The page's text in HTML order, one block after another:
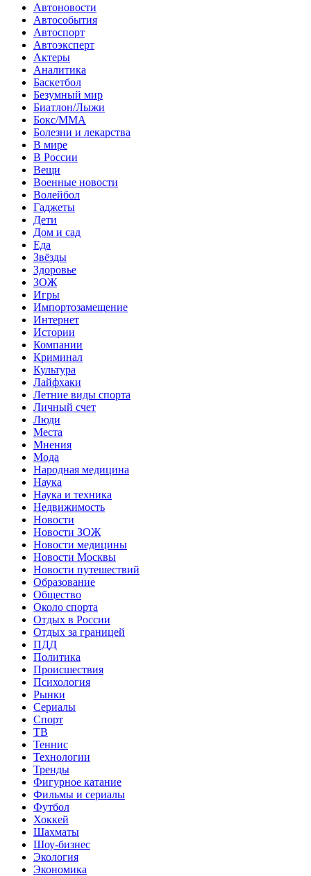
Автоновости
Автособытия
Автоспорт
Автоэксперт
Актеры
Аналитика
Баскетбол
Безумный мир
Биатлон/Лыжи
Бокс/MMA
Болезни и лекарства
В мире
В России
Вещи
Военные новости
Волейбол
Гаджеты
Дети
Дом и сад
Еда
Звёзды
Здоровье
ЗОЖ
Игры
Импортозамещение
Интернет
Истории
Компании
Криминал
Культура
Лайфхаки
Летние виды спорта
Личный счет
Люди
Места
Мнения
Мода
Народная медицина
Наука
Наука и техника
Недвижимость
Новости
Новости ЗОЖ
Новости медицины
Новости Москвы
Новости путешествий
Образование
Общество
Около спорта
Отдых в России
Отдых за границей
ПДД
Политика
Происшествия
Психология
Рынки
Сериалы
Спорт
ТВ
Теннис
Технологии
Тренды
Фигурное катание
Фильмы и сериалы
Футбол
Хоккей
Шахматы
Шоу-бизнес
Экология
Экономика